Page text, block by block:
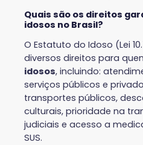
Quais são os direitos
idosos no Brasil?
O Estatuto do Idoso (Lei
diversos direitos para
idosos, incluindo:
serviços públicos e
transportes públicos,
culturais, prioridade na
judiciais e acesso a
SUS.